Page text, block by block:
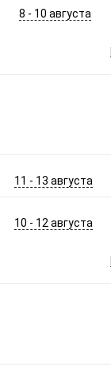
8 - 10 августа
11 - 13 августа
10 - 12 августа